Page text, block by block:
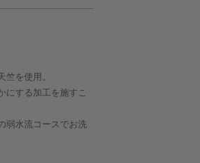
を使用。
にする加工を施すこ
弱水流コースでお洗